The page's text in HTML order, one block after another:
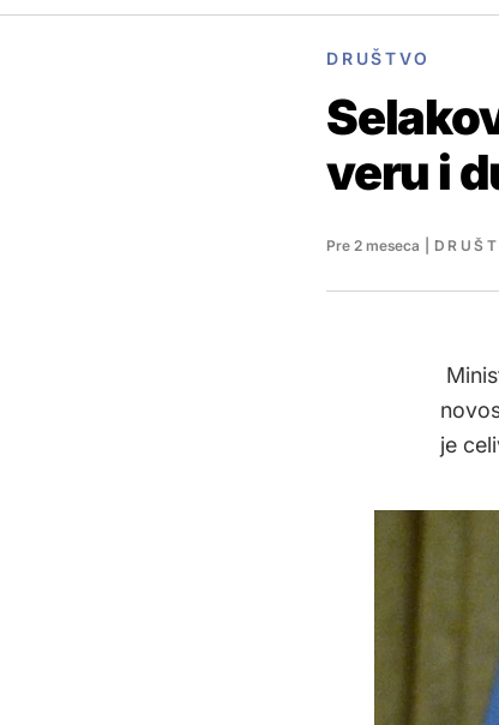
DRUŠTVO
veru i
Pre 2 meseca
je